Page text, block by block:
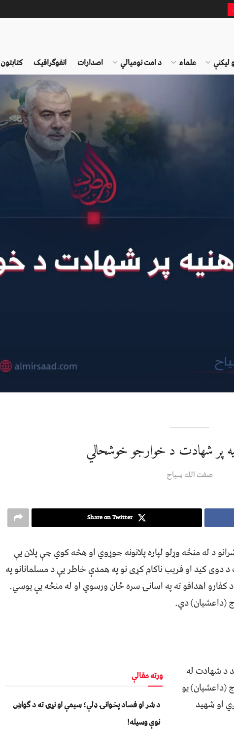
لیکنې علماء د امت نومیالي اصدارات انفوګرافیک کتابتون
پر شهادت د خوارجو خوشحالي
صفت الله سیاح
Share on Twitter
د له منځه وړلو لپاره پلانونه جوړوي او هڅه کوي چې پلان یې
کید او فریب ناکام کړی نو په همدې خاطر یې د مسلمانانو په
اهدافو ته په اسانۍ سره ځان ورسوي او له منځه یې یوسي.
(داعشیان) دي.
ورته مقالې
د شر او فساد پخوانۍ ډلې؛ سیمې او نړۍ ته د ګواښ
نوې وسیله!
د شهادت له
(داعشیان) یو
او شهید